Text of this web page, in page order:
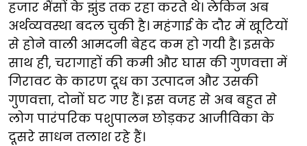
हजार भैंसों के झुंड तक रहा करते थे। लेकिन अब
अर्थव्यवस्था बदल चुकी है। महंगाई के दौर में खूटियों
से होने वाली आमदनी बेहद कम हो गयी है। इसके
साथ ही, चरागाहों की कमी और घास की गुणवत्ता में
गिरावट के कारण दूध का उत्पादन और उसकी
गुणवत्ता, दोनों घट गए हैं। इस वजह से अब बहुत से
लोग पारंपरिक पशुपालन छोड़कर आजीविका के
दूसरे साधन तलाश रहे हैं।